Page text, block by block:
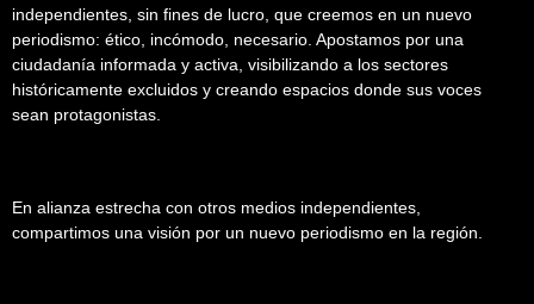
independientes, sin fines de lucro, que creemos en un nuevo
periodismo: ético, incómodo, necesario. Apostamos por una
ciudadanía informada y activa, visibilizando a los sectores
históricamente excluidos y creando espacios donde sus voces
sean protagonistas.
En alianza estrecha con otros medios independientes,
compartimos una visión por un nuevo periodismo en la región.